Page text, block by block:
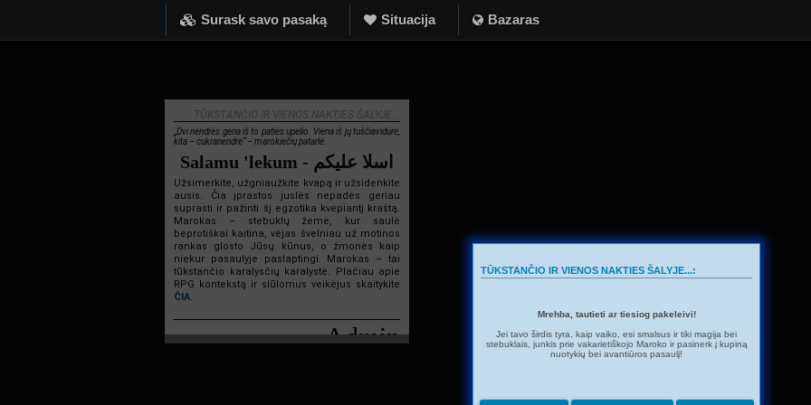
Surask savo pasaką Situacija Bazaras
TŪKSTANČIO IR VIENOS NAKTIES ŠALYJE...
„Dvi nendrės geria iš to paties upelio. Viena iš jų tuščiavidurė,
kita – cukranendrė“ – marokiečių patarlė.
Salamu 'lekum - اسلا عليكم
Užsimerkite, užgniaužkite kvapą ir užsidenkite
ausis. Čia įprastos juslės nepadės geriau
suprasti ir pažinti šį egzotika kvepiantį kraštą.
Marokas – stebuklų žemė, kur saulė
beprotiškai kaitina, vėjas švelniau už motinos
rankas glosto Jūsų kūnus, o žmonės kaip
niekur pasaulyje paslaptingi. Marokas – tai
tūkstančio karalysčių karalystė. Plačiau apie
RPG kontekstą ir siūlomus veikėjus skaitykite
ČIA.
Admin
TŪKSTANČIO IR VIENOS NAKTIES ŠALYJE...:
Mrehba, tautieti ar tiesiog pakeleivi!
Jei tavo širdis tyra, kaip vaiko, esi smalsus ir tiki magija bei
stebuklais, junkis prie vakarietiškojo Maroko ir pasinerk į kupiną
nuotykių bei avantiūros pasaulį!